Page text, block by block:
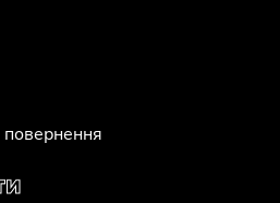
повернення